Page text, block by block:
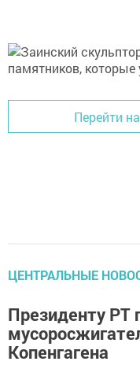
Перейти
ЦЕНТРАЛЬНЫЕ
Президенту РТ
Копенгагена